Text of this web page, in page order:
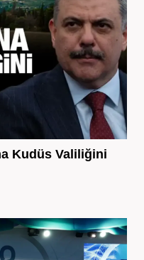
Kudüs Valiliğini